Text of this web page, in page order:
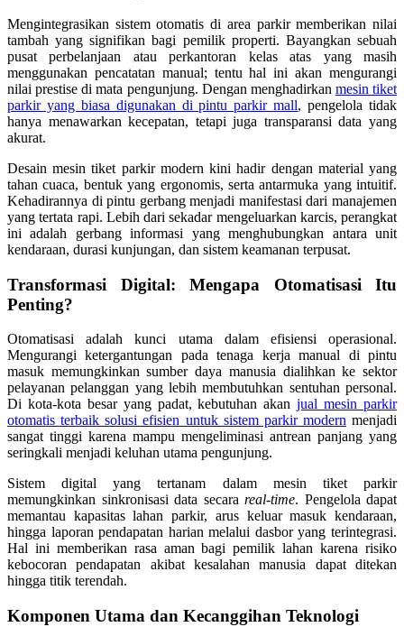
Mengintegrasikan sistem otomatis di area parkir memberikan nilai
tambah yang signifikan bagi pemilik properti. Bayangkan sebuah
pusat perbelanjaan atau perkantoran kelas atas yang masih
menggunakan pencatatan manual; tentu hal ini akan mengurangi
nilai prestise di mata pengunjung. Dengan menghadirkan mesin tiket
parkir yang biasa digunakan di pintu parkir mall, pengelola tidak
hanya menawarkan kecepatan, tetapi juga transparansi data yang
akurat.
Desain mesin tiket parkir modern kini hadir dengan material yang
tahan cuaca, bentuk yang ergonomis, serta antarmuka yang intuitif.
Kehadirannya di pintu gerbang menjadi manifestasi dari manajemen
yang tertata rapi. Lebih dari sekadar mengeluarkan karcis, perangkat
ini adalah gerbang informasi yang menghubungkan antara unit
kendaraan, durasi kunjungan, dan sistem keamanan terpusat.
Transformasi Digital: Mengapa Otomatisasi Itu
Penting?
Otomatisasi adalah kunci utama dalam efisiensi operasional.
Mengurangi ketergantungan pada tenaga kerja manual di pintu
masuk memungkinkan sumber daya manusia dialihkan ke sektor
pelayanan pelanggan yang lebih membutuhkan sentuhan personal.
Di kota-kota besar yang padat, kebutuhan akanjual mesin parkir
otomatis terbaik solusi efisien untuk sistem parkir modernmenjadi
sangat tinggi karena mampu mengeliminasi antrean panjang yang
seringkali menjadi keluhan utama pengunjung.
Sistem digital yang tertanam dalam mesin tiket parkir
memungkinkan sinkronisasi data secara real-time. Pengelola dapat
memantau kapasitas lahan parkir, arus keluar masuk kendaraan,
hingga laporan pendapatan harian melalui dasbor yang terintegrasi.
Hal ini memberikan rasa aman bagi pemilik lahan karena risiko
kebocoran pendapatan akibat kesalahan manusia dapat ditekan
hingga titik terendah.
Komponen Utama dan Kecanggihan Teknologi